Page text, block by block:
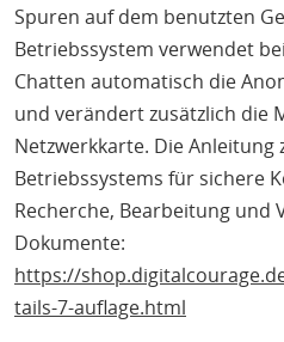
Spuren auf dem benutzten
Betriebssystem verwendet
Chatten automatisch die
und verändert zusätzlich die
Netzwerkkarte. Die Anleitung
Betriebssystems für sichere
Recherche, Bearbeitung
Dokumente:
https://
tails-7-auflage.html